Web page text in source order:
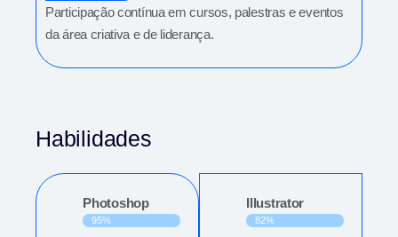
Participação contínua em cursos, palestras e eventos
da área criativa e de liderança.
Habilidades
Photoshop
95%
Illustrator
82%